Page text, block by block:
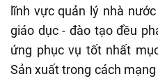
lĩnh vực quản lý nhà
giáo dục - đào tạo đều
ứng phục vụ tốt nhất
Sản xuất trong cách